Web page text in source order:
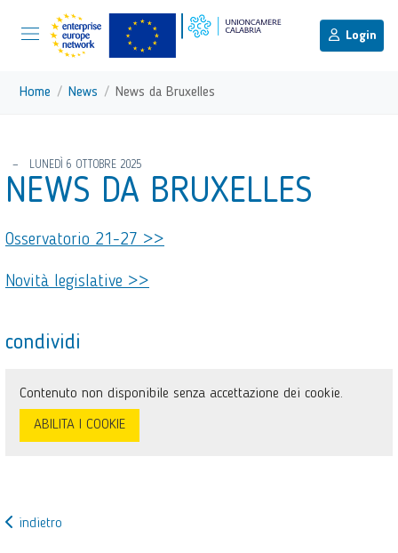
Vai ai contenuti
Login
torna al menu di scelta rapida
Menu di navigazione principale
Home News News da Bruxelles
LUNEDÌ 6 OTTOBRE 2025
NEWS DA BRUXELLES
Osservatorio 21-27 >>
Novità legislative >>
condividi
Contenuto non disponibile senza accettazione dei cookie.
ABILITA I COOKIE
indietro